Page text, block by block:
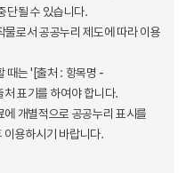
단될 수 있습니다.
로서 공공누리 제도에 따라 이용
때는 '[출처 : 항목명 -
표기를 하여야 합니다.
개별적으로 공공누리 표시를
이용하시기 바랍니다.